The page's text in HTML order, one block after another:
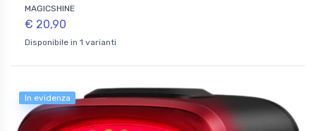
MAGICSHINE
€ 20,90
Disponibile in 1 varianti
In evidenza